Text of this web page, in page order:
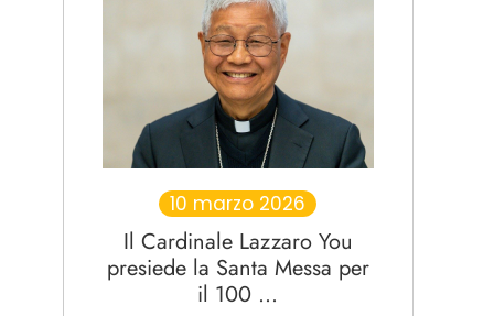
10 marzo 2026
Il Cardinale Lazzaro You
presiede la Santa Messa per
il 100 ...